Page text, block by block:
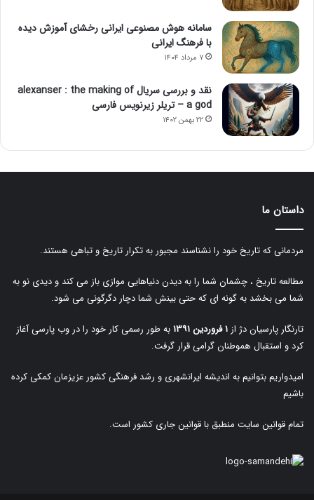
سامانه هوش مصنوعی ایرانی رخشای آموزش دیده
با فرهنگ ایرانی
۷ مرداد ۱۴۰۴
نقد و بررسی سریال alexanser : the making of
a god – تریلر زیرنویس فارسی
۲۲ بهمن ۱۴۰۲
داستان ما
مردمانی که تاریخ خود را نشناسند مجبور به تکرار تاریخ و تباهی هستند.
مطالعه تاریخ ، چشمان شما را به دیدن دنیاهایی موازی باز می کند و دیدی نو به
شما می بخشد به گونه ای که حتی بینش شما دچار دگرگونی می شود.
تارنگار پارسیان دژ از۱ فروردین ۱۳۹۱
به طور رسمی کار خود را در وب پارسی آغاز
کرد و استقبال هموطنان گرامی قرار گرفت.
امیدواریم بتوانیم به اندیشه ایرانشهری و رشد فرهنگی کشور عزیزمان کمکی کرده
باشیم
تمام قوانین سایت منطبق با قوانین جاری کشور است.